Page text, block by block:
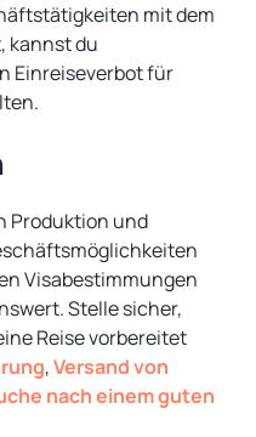
mit dem
kannst du
Einreiseverbot für
Produktion und
Visabestimmungen
Stelle sicher,
Reise vorbereitet
,Versand von
nach einem guten